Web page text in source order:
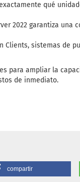
qué
2022 garantiza
Clients, sistemas de
para ampliar la
de inmediato.
compartir